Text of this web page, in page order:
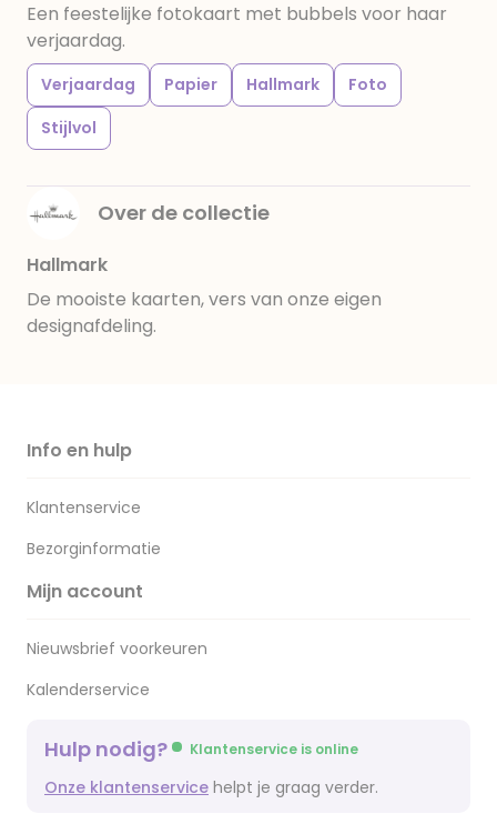
Een feestelijke fotokaart met bubbels voor haar
verjaardag.
Verjaardag Papier Hallmark
Foto
Stijlvol
Over de collectie
Hallmark
De mooiste kaarten, vers van onze eigen
designafdeling.
Info en hulp
Klantenservice
Bezorginformatie
Mijn account
Nieuwsbrief voorkeuren
Kalenderservice
Hulp nodig? Klantenservice is online
Onze klantenservice helpt je graag verder.